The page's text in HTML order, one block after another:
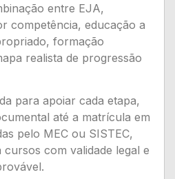
entre EJA,
competência, educação a
formação
realista de progressão
para apoiar cada etapa,
até a matrícula em
pelo MEC ou SISTEC,
com validade legal e